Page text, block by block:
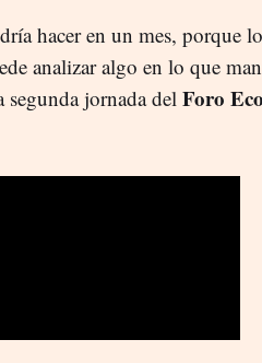
hacer en un mes, porque
analizar algo en lo que
jornada del Foro